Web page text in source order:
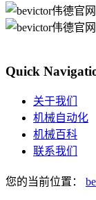
Quick
关于我们
机械自动化
机械百科
联系我们
您的当前位置：